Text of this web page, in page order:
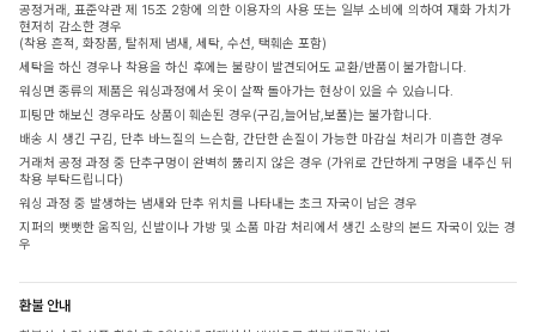
공정거래, 표준약관 제 15조 2항에 의한 이용자의 사용 또는 일부 소비에 의하여 재화 가치가
현저히 감소한 경우
(착용 흔적, 화장품, 탈취제 냄새, 세탁, 수선, 택훼손 포함)
세탁을 하신 경우나 착용을 하신 후에는 불량이 발견되어도 교환/반품이 불가합니다.
워싱면 종류의 제품은 워싱과정에서 옷이 살짝 돌아가는 현상이 있을 수 있습니다.
피팅만 해보신 경우라도 상품이 훼손된 경우(구김,늘어남,보풀)는 불가합니다.
배송 시 생긴 구김, 단추 바느질의 느슨함, 간단한 손질이 가능한 마감실 처리가 미흡한 경우
거래처 공정 과정 중 단추구멍이 완벽히 뚫리지 않은 경우 (가위로 간단하게 구멍을 내주신 뒤
착용 부탁드립니다)
워싱 과정 중 발생하는 냄새와 단추 위치를 나타내는 초크 자국이 남은 경우
지퍼의 뻣뻣한 움직임, 신발이나 가방 및 소품 마감 처리에서 생긴 소량의 본드 자국이 있는 경
우
환불 안내